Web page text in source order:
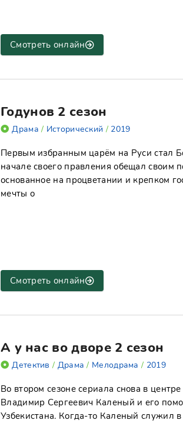
Смотреть онлайн
Годунов 2 сезон
Драма / Исторический / 2019
Первым избранным царём на Руси стал
начале своего правления обещал своим
основанное на процветании и крепком
мечты о
Смотреть онлайн
А у нас во дворе 2 сезон
Детектив / Драма / Мелодрама / 2019
Во втором сезоне сериала снова в
Владимир Сергеевич Каленый и его
Узбекистана. Когда-то Каленый служил